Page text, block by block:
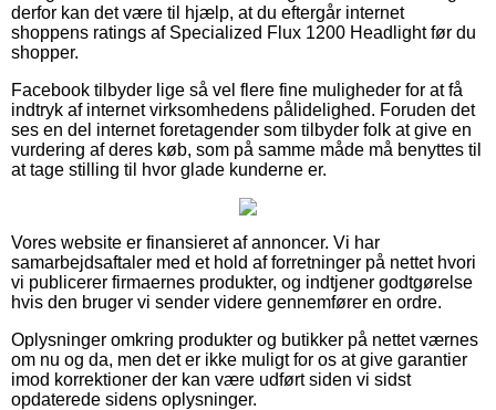
derfor kan det være til hjælp, at du eftergår internet
shoppens ratings af Specialized Flux 1200 Headlight før du
shopper.
Facebook tilbyder lige så vel flere fine muligheder for at få
indtryk af internet virksomhedens pålidelighed. Foruden det
ses en del internet foretagender som tilbyder folk at give en
vurdering af deres køb, som på samme måde må benyttes til
at tage stilling til hvor glade kunderne er.
Vores website er finansieret af annoncer. Vi har
samarbejdsaftaler med et hold af forretninger på nettet hvori
vi publicerer firmaernes produkter, og indtjener godtgørelse
hvis den bruger vi sender videre gennemfører en ordre.
Oplysninger omkring produkter og butikker på nettet værnes
om nu og da, men det er ikke muligt for os at give garantier
imod korrektioner der kan være udført siden vi sidst
opdaterede sidens oplysninger.